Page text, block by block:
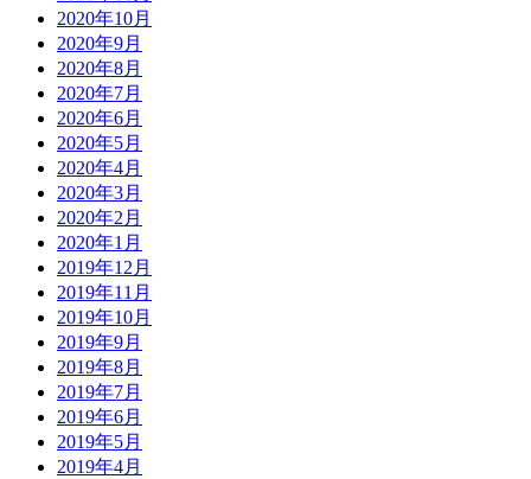
2020年10月
2020年9月
2020年8月
2020年7月
2020年6月
2020年5月
2020年4月
2020年3月
2020年2月
2020年1月
2019年12月
2019年11月
2019年10月
2019年9月
2019年8月
2019年7月
2019年6月
2019年5月
2019年4月